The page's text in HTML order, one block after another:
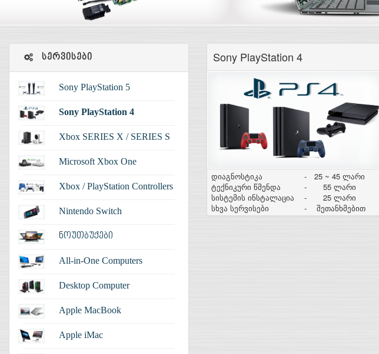
სერვისები
Sony PlayStation 5
Sony PlayStation 4
Xbox SERIES X / SERIES S
Microsoft Xbox One
Xbox / PlayStation Controllers
Nintendo Switch
ნოუთბუქები
All-in-One Computers
Desktop Computer
Apple MacBook
Apple iMac
Sony PlayStation 4
დიაგნოსტიკა -
25 ~ 45 ლარი
ტექნიკური წმენდა
-
55 ლარი
სისტემის ინსტალაცია
-
25 ლარი
სხვა სერვისები
- შეთანხმებით